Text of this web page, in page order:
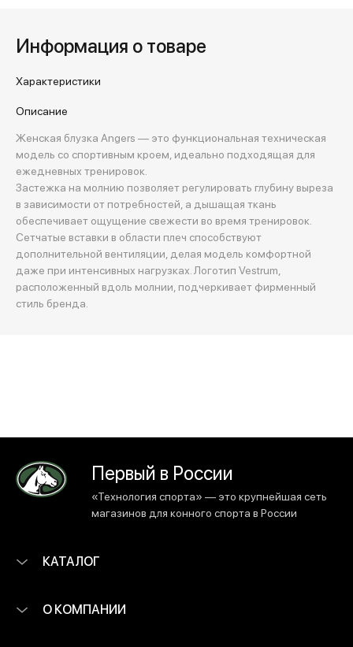
Информация о товаре
Характеристики
Описание
Женская блузка Angers — это функциональная техническая
модель со спортивным кроем, идеально подходящая для
ежедневных тренировок.
Застежка на молнию позволяет регулировать глубину выреза
в зависимости от потребностей, а дышащая ткань
обеспечивает ощущение свежести во время тренировок.
Сетчатые вставки в области плеч способствуют
дополнительной вентиляции, делая модель комфортной
даже при интенсивных нагрузках. Логотип Vestrum,
расположенный вдоль молнии, подчеркивает фирменный
стиль бренда.
Первый в России
«Технология спорта» — это крупнейшая сеть
магазинов для конного спорта в России
КАТАЛОГ
О КОМПАНИИ